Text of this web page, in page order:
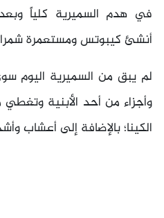
في هدم السميرية كلياً
أنشئ كيبوتس ومستعمرة
لم يبق من السميرية اليوم
وأجزاء من أحد الأبنية
الكينا؛ بالإضافة إلى أعشاب